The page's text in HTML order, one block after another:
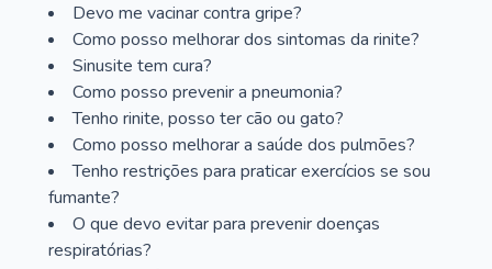
Devo me vacinar contra gripe?
Como posso melhorar dos sintomas da rinite?
Sinusite tem cura?
Como posso prevenir a pneumonia?
Tenho rinite, posso ter cão ou gato?
Como posso melhorar a saúde dos pulmões?
Tenho restrições para praticar exercícios se sou
fumante?
O que devo evitar para prevenir doenças
respiratórias?